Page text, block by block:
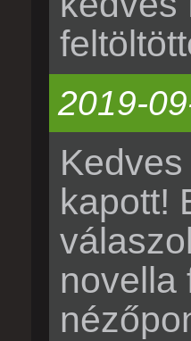
2019-
kapott!
novella